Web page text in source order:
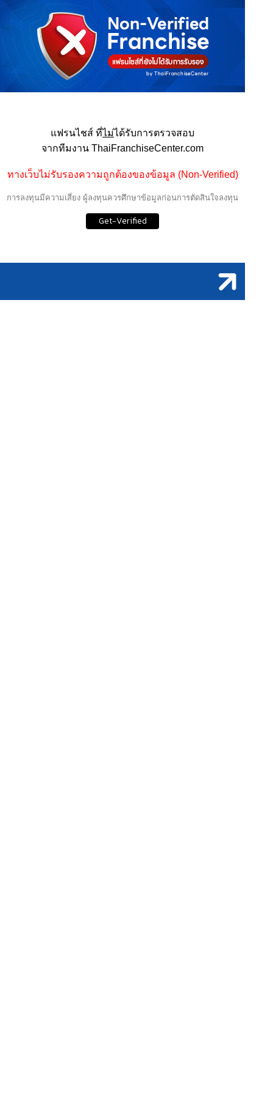
แฟรนไชส์ ที่ไม่ได้รับการตรวจสอบ
จากทีมงาน ThaiFranchiseCenter.com
ทางเว็บไม่รับรองความถูกต้องของข้อมูล (Non-Verified)
การลงทุนมีความเสี่ยง ผู้ลงทุนควรศึกษาข้อมูลก่อนการตัดสินใจลงทุน
Get-Verified